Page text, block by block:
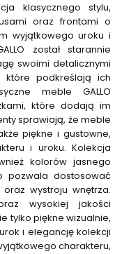
klasycznego stylu,
oraz frontami o
wyjątkowego uroku i
został starannie
swoimi detalicznymi
które podkreślają ich
meble GALLO
które dodają im
sprawiają, że meble
piękne i gustowne,
i uroku. Kolekcja
kolorów jasnego
pozwala dostosować
wystroju wnętrza.
wysokiej jakości
tylko piękne wizualnie,
i elegancję kolekcji
charakteru,